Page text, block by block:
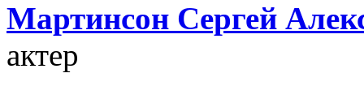
Мартинсон Сергей
актер